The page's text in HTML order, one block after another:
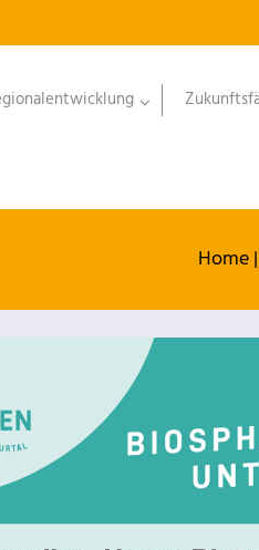
Home|